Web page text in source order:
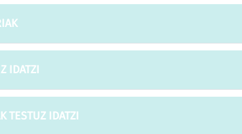
IDATZI
TESTUZ IDATZI